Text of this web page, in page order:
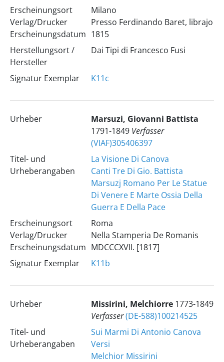
Erscheinungsort
Verlag/Drucker
Erscheinungsdatum
Milano
Presso Ferdinando Baret, librajo
1815
Herstellungsort /
Hersteller
Dai Tipi di Francesco Fusi
Signatur Exemplar K11c
Urheber
Marsuzi, Giovanni Battista
1791-1849 Verfasser
(VIAF)305406397
Titel- und
Urheberangaben
La Visione Di Canova
Canti Tre Di Gio. Battista
Marsuzj Romano Per Le Statue
Di Venere E Marte Ossia Della
Guerra E Della Pace
Erscheinungsort
Verlag/Drucker
Erscheinungsdatum
Roma
Nella Stamperia De Romanis
MDCCCXVII. [1817]
Signatur Exemplar
K11b
Urheber Missirini, Melchiorre 1773-1849
Verfasser(DE-588)100214525
Titel- und
Urheberangaben
Sui Marmi Di Antonio Canova
Versi
Melchior Missirini